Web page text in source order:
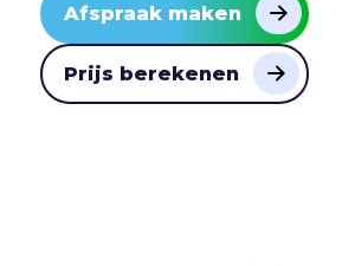
Afspraak maken
Prijs berekenen